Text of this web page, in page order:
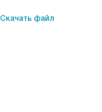
Скачать файл